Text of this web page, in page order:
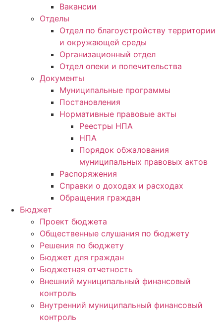
Вакансии
Отделы
Отдел по благоустройству территории
и окружающей среды
Организационный отдел
Отдел опеки и попечительства
Документы
Муниципальные программы
Постановления
Нормативные правовые акты
Реестры НПА
НПА
Порядок обжалования
муниципальных правовых актов
Распоряжения
Справки о доходах и расходах
Обращения граждан
Бюджет
Проект бюджета
Общественные слушания по бюджету
Решения по бюджету
Бюджет для граждан
Бюджетная отчетность
Внешний муниципальный финансовый
контроль
Внутренний муниципальный финансовый
контроль